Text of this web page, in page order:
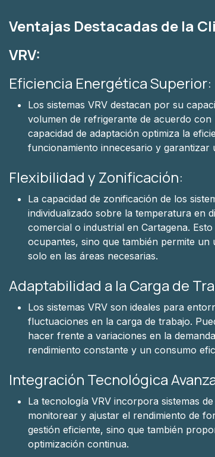
Ventajas Destacadas de la
VRV:
Eficiencia Energética Superior:
Los sistemas VRV destacan por su
volumen de refrigerante de acuerdo con
capacidad de adaptación optimiza la
funcionamiento innecesario y garantizar
Flexibilidad y Zonificación:
La capacidad de zonificación de los
individualizado sobre la temperatura en
comercial o industrial en Cartagena.
ocupantes, sino que también permite
solo en las áreas necesarias.
Adaptabilidad a la Carga de
Los sistemas VRV son ideales para
fluctuaciones en la carga de trabajo.
hacer frente a variaciones en la
rendimiento constante y un consumo
Integración Tecnológica
La tecnología VRV incorpora sistemas
monitorear y ajustar el rendimiento de
gestión eficiente, sino que también
optimización continua.